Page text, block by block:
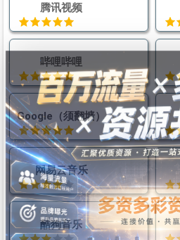
腾讯视频
哔哩哔哩
Google（须翻墙）
网易云音乐
酷狗音乐